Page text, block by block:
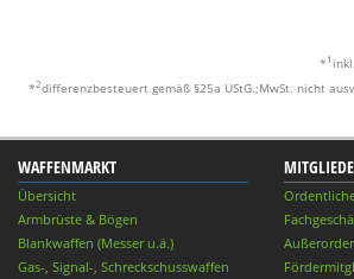
* 1
*2differenzbesteuert gemäß §25a UStG.;MwSt. nicht
WAFFENMARKT
Übersicht
Armbrüste & Bögen
Blankwaffen (Messer u.ä.)
Gas-, Signal-, Schreckschusswaffen